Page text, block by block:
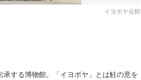
イヨボヤ会館
承する博物館。「イヨボヤ」とは鮭の意を